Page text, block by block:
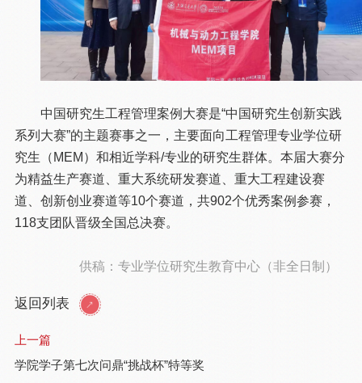
中国研究生工程管理案例大赛是“中国研究生创新实践
系列大赛”的主题赛事之一，主要面向工程管理专业学位研
究生（MEM）和相近学科/专业的研究生群体。本届大赛分
为精益生产赛道、重大系统研发赛道、重大工程建设赛
道、创新创业赛道等10个赛道，共902个优秀案例参赛，
118支团队晋级全国总决赛。
供稿：专业学位研究生教育中心（非全日制）
返回列表
上一篇
学院学子第七次问鼎“挑战杯”特等奖